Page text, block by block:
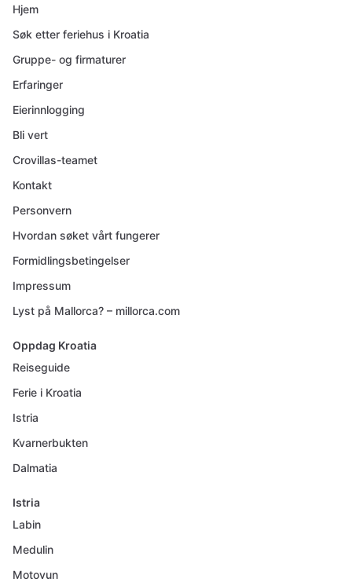
Hjem
Søk etter feriehus i Kroatia
Gruppe- og firmaturer
Erfaringer
Eierinnlogging
Bli vert
Crovillas-teamet
Kontakt
Personvern
Hvordan søket vårt fungerer
Formidlingsbetingelser
Impressum
Lyst på Mallorca? – millorca.com
Oppdag Kroatia
Reiseguide
Ferie i Kroatia
Istria
Kvarnerbukten
Dalmatia
Istria
Labin
Medulin
Motovun